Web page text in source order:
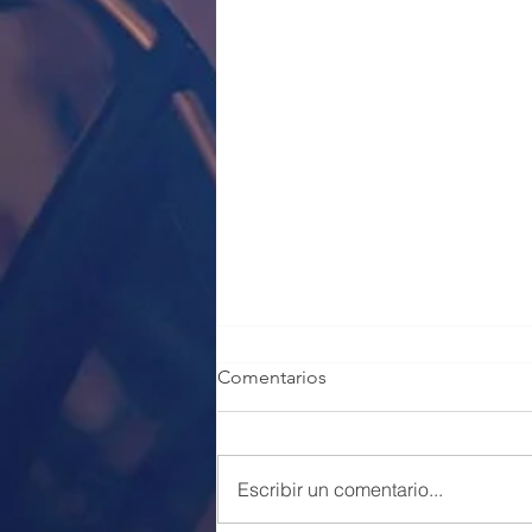
Comentarios
Escribir un comentario...